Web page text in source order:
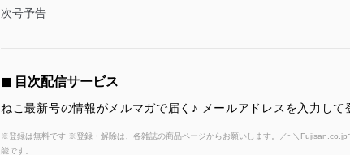
次号予告
◼︎ 目次配信サービス
ねこ最新号の情報がメルマガで届く♪ メールアドレスを入力して
※登録は無料です ※登録・解除は、各雑誌の商品ページからお願いします。／~＼
能です。